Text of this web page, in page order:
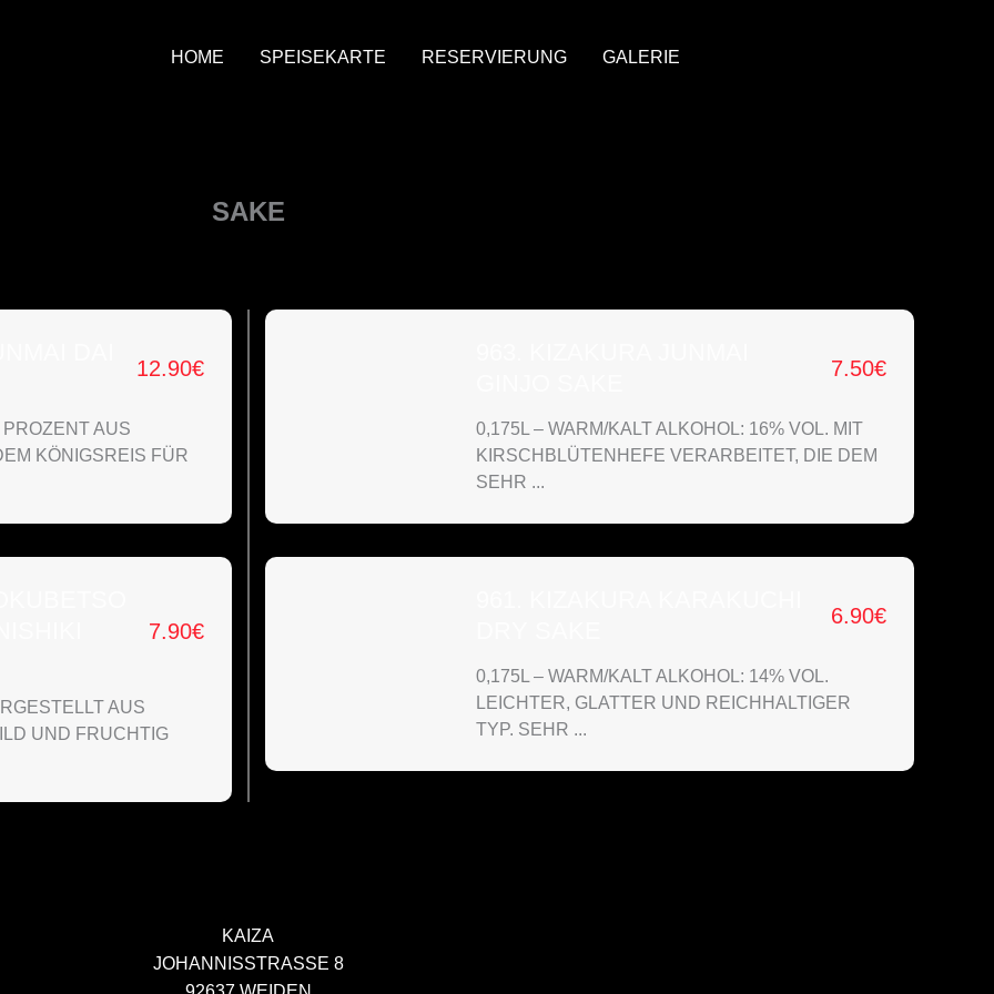
HOME SPEISEKARTE RESERVIERUNG GALERIE
SAKE
12.90€
AUS
KÖNIGSREIS FÜR
7.50€
0,175L – WARM/KALT ALKOHOL: 16% VOL. MIT
KIRSCHBLÜTENHEFE VERARBEITET, DIE DEM
SEHR ...
7.90€
AUS
UND FRUCHTIG
6.90€
0,175L – WARM/KALT ALKOHOL: 14% VOL.
LEICHTER, GLATTER UND REICHHALTIGER
TYP. SEHR ...
KAIZA
JOHANNISSTRASSE 8